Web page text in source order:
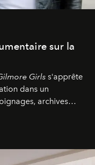
sur la
Girls s'apprête
dans un
archives
d'un phénomène